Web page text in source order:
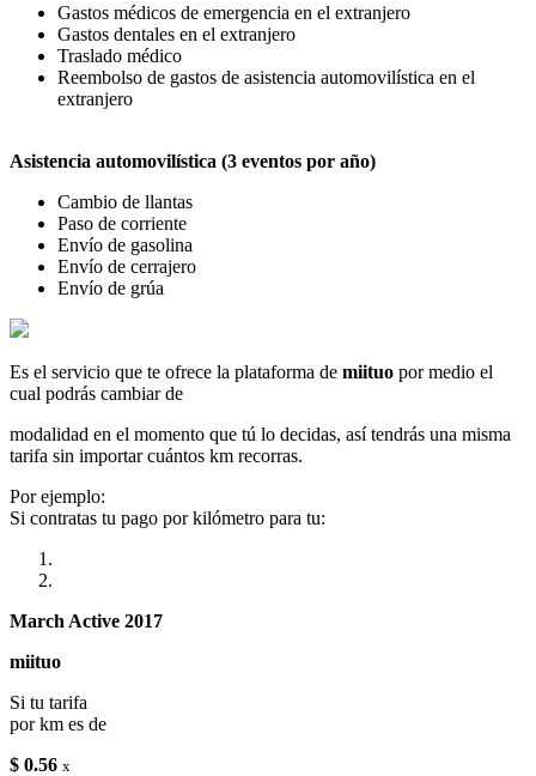
Gastos médicos de emergencia en el extranjero
Gastos dentales en el extranjero
Traslado médico
Reembolso de gastos de asistencia automovilística en el
extranjero
Asistencia automovilística (3 eventos por año)
Cambio de llantas
Paso de corriente
Envío de gasolina
Envío de cerrajero
Envío de grúa
Es el servicio que te ofrece la plataforma de miituo por medio el
cual podrás cambiar de
modalidad en el momento que tú lo decidas, así tendrás una misma
tarifa sin importar cuántos km recorras.
Por ejemplo:
Si contratas tu pago por kilómetro para tu:
March Active 2017
miituo
Si tu tarifa
por km es de
$ 0.56 x